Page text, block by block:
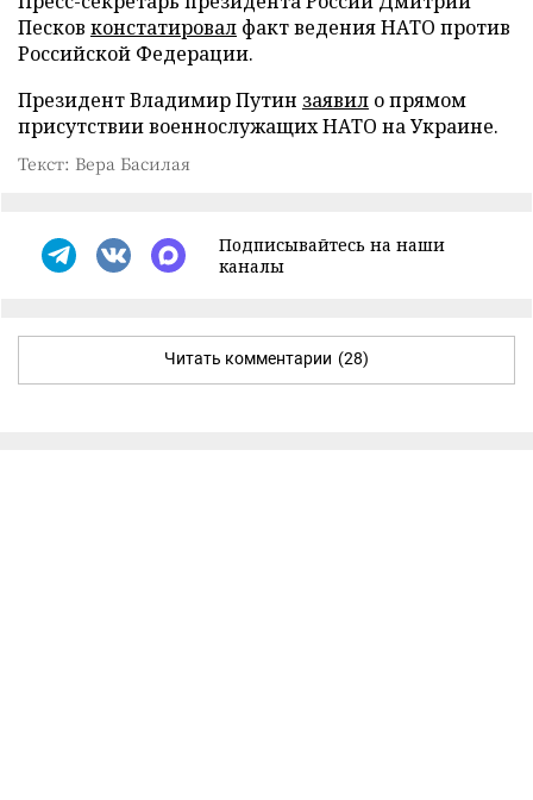
Песков констатировал факт ведения НАТО против
Российской Федерации.
Президент Владимир Путин заявил о прямом
присутствии военнослужащих НАТО на Украине.
Текст: Вера Басилая
Подписывайтесь на наши
каналы
Читать комментарии (28)